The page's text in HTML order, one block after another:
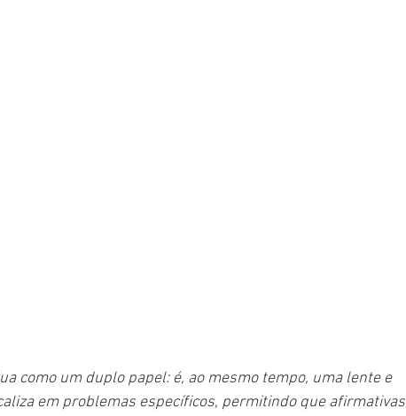
como um duplo papel: é, ao mesmo tempo, uma lente e
em problemas específicos, permitindo que afirmativas